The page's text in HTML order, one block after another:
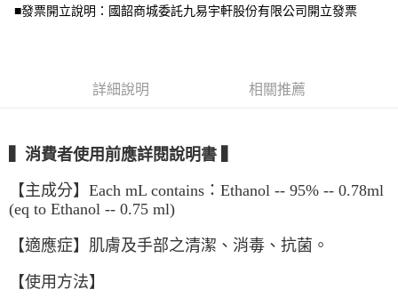
便利好安心！
【「AFTEE先享後付」結帳流程】
３．收到繳費通知簡訊後14天內，點擊此簡訊中的連結，可透過四大超商／
※ 請注意：結帳手續完成當下不需立刻繳費，但若您需要取消訂單，請聯絡
購買商品的店家。未經商家同意取消之訂單仍視為有效，需透過AFTEE先享
後付繳納相關費用。
是否繳費成功／繳費後需取消欲退款等相關疑問，請聯繫「AFTEE先享後付
每筆NT$150，滿NT$1,500(含以上)免運費
■發票開立說明：國韶商城委託九易宇軒股份有限公司開立發票
詳細說明 相關推薦
▍消費者使用前應詳閱說明書 ▍
【主成分】Each mL contains：Ethanol -- 95% -- 0.78ml
(eq to Ethanol -- 0.75 ml)
【適應症】肌膚及手部之清潔、消毒、抗菌。
【使用方法】